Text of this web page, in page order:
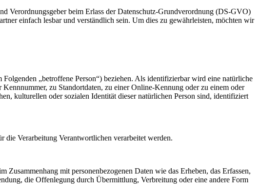
Verordnungsgeber beim Erlass der Datenschutz-Grundverordnung (DS-GVO)
einfach lesbar und verständlich sein. Um dies zu gewährleisten, möchten wir
„betroffene Person“) beziehen. Als identifizierbar wird eine natürliche
zu Standortdaten, zu einer Online-Kennung oder zu einem oder
kulturellen oder sozialen Identität dieser natürlichen Person sind, identifiziert
die Verarbeitung Verantwortlichen verarbeitet werden.
mit personenbezogenen Daten wie das Erheben, das Erfassen,
die Offenlegung durch Übermittlung, Verbreitung oder eine andere Form